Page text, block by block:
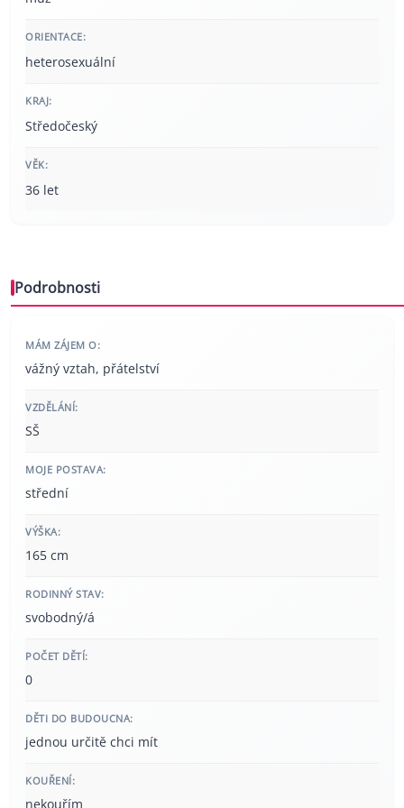
ORIENTACE:
heterosexuální
KRAJ:
Středočeský
VĚK:
36 let
Podrobnosti
MÁM ZÁJEM O:
vážný vztah, přátelství
VZDĚLÁNÍ:
SŠ
MOJE POSTAVA:
střední
VÝŠKA:
165 cm
RODINNÝ STAV:
svobodný/á
POČET DĚTÍ:
0
DĚTI DO BUDOUCNA:
jednou určitě chci mít
KOUŘENÍ:
nekouřím